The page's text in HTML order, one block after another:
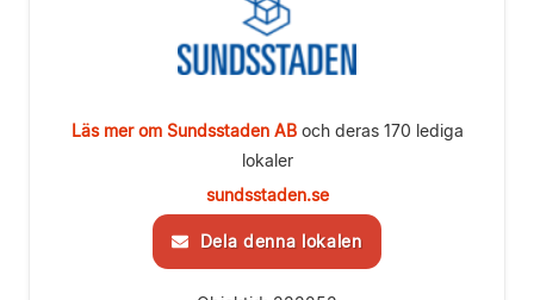
Läs mer om Sundsstaden ABoch deras 170 lediga
lokaler
sundsstaden.se
Dela denna lokalen